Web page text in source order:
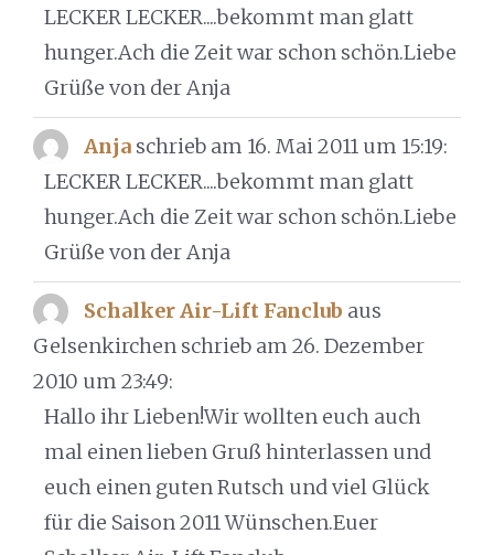
LECKER LECKER....bekommt man glatt
hunger.Ach die Zeit war schon schön.Liebe
Grüße von der Anja
Anja schrieb am 16. Mai 2011 um 15:19:
LECKER LECKER....bekommt man glatt
hunger.Ach die Zeit war schon schön.Liebe
Grüße von der Anja
Schalker Air-Lift Fanclub aus
Gelsenkirchen schrieb am 26. Dezember
2010 um 23:49:
Hallo ihr Lieben!Wir wollten euch auch
mal einen lieben Gruß hinterlassen und
euch einen guten Rutsch und viel Glück
für die Saison 2011 Wünschen.Euer